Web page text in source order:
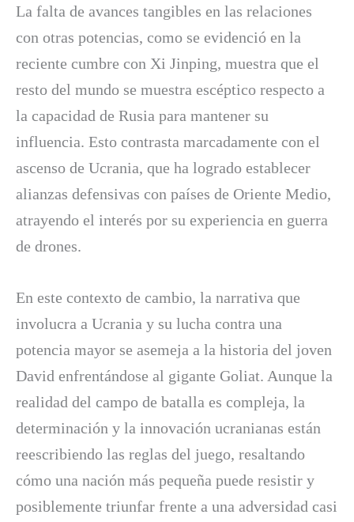
La falta de avances tangibles en las relaciones
con otras potencias, como se evidenció en la
reciente cumbre con Xi Jinping, muestra que el
resto del mundo se muestra escéptico respecto a
la capacidad de Rusia para mantener su
influencia. Esto contrasta marcadamente con el
ascenso de Ucrania, que ha logrado establecer
alianzas defensivas con países de Oriente Medio,
atrayendo el interés por su experiencia en guerra
de drones.
En este contexto de cambio, la narrativa que
involucra a Ucrania y su lucha contra una
potencia mayor se asemeja a la historia del joven
David enfrentándose al gigante Goliat. Aunque la
realidad del campo de batalla es compleja, la
determinación y la innovación ucranianas están
reescribiendo las reglas del juego, resaltando
cómo una nación más pequeña puede resistir y
posiblemente triunfar frente a una adversidad casi